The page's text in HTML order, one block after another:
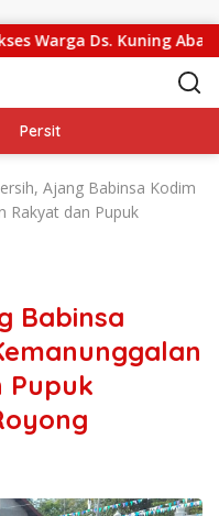
Ds. Kuning Abadi
Persit
Ajang Babinsa Kodim
Rakyat dan Pupuk
Babinsa
Pupuk